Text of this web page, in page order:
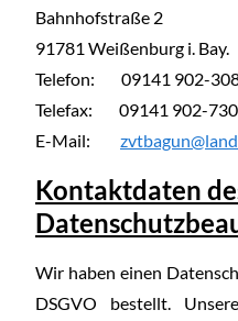
Bahnhofstraße 2
91781 Weißenburg i. Bay.
Telefon: 09141 902-
Telefax: 09141 902-
E-Mail:
Kontaktdaten
Wir haben einen
DSGVO bestellt.